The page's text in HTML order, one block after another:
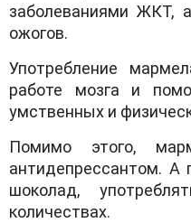
заболеваниями ЖКТ,
ожогов.
Употребление
работе мозга и
умственных и
Помимо этого,
антидепрессантом. А
шоколад,
количествах.